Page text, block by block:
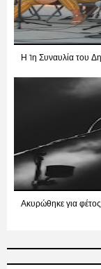
Η 1η Συναυλία του
Ακυρώθηκε για